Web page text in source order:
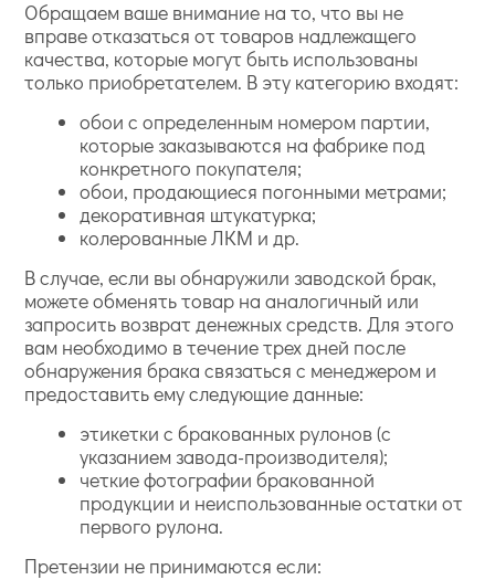
Обращаем ваше внимание на то, что вы не
вправе отказаться от товаров надлежащего
качества, которые могут быть использованы
только приобретателем. В эту категорию входят:
обои с определенным номером партии,
которые заказываются на фабрике под
конкретного покупателя;
обои, продающиеся погонными метрами;
декоративная штукатурка;
колерованные ЛКМ и др.
В случае, если вы обнаружили заводской брак,
можете обменять товар на аналогичный или
запросить возврат денежных средств. Для этого
вам необходимо в течение трех дней после
обнаружения брака связаться с менеджером и
предоставить ему следующие данные:
этикетки с бракованных рулонов (с
указанием завода-производителя);
четкие фотографии бракованной
продукции и неиспользованные остатки от
первого рулона.
Претензии не принимаются если: